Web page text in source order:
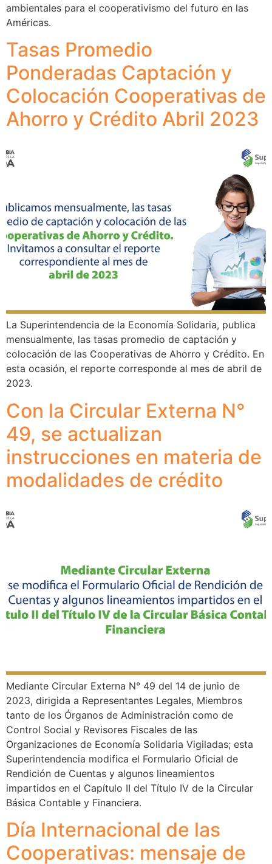
ambientales para el cooperativismo del futuro en las
Américas.
Tasas Promedio
Ponderadas Captación y
Colocación Cooperativas de
Ahorro y Crédito Abril 2023
La Superintendencia de la Economía Solidaria, publica
mensualmente, las tasas promedio de captación y
colocación de las Cooperativas de Ahorro y Crédito. En
esta ocasión, el reporte corresponde al mes de abril de
2023.
Con la Circular Externa N°
49, se actualizan
instrucciones en materia de
modalidades de crédito
Mediante Circular Externa N° 49 del 14 de junio de
2023, dirigida a Representantes Legales, Miembros
tanto de los Órganos de Administración como de
Control Social y Revisores Fiscales de las
Organizaciones de Economía Solidaria Vigiladas; esta
Superintendencia modifica el Formulario Oficial de
Rendición de Cuentas y algunos lineamientos
impartidos en el Capítulo II del Título IV de la Circular
Básica Contable y Financiera.
Día Internacional de las
Cooperativas: mensaje de